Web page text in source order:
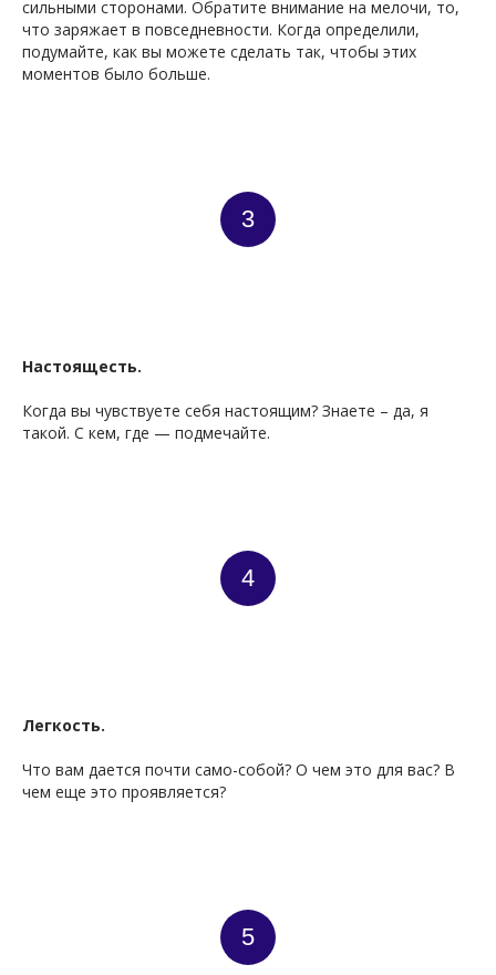
сильными сторонами. Обратите внимание на мелочи, то,
что заряжает в повседневности. Когда определили,
подумайте, как вы можете сделать так, чтобы этих
моментов было больше.
3
Настоящесть.
Когда вы чувствуете себя настоящим? Знаете – да, я
такой. С кем, где — подмечайте.
4
Легкость.
Что вам дается почти само-собой? О чем это для вас? В
чем еще это проявляется?
5